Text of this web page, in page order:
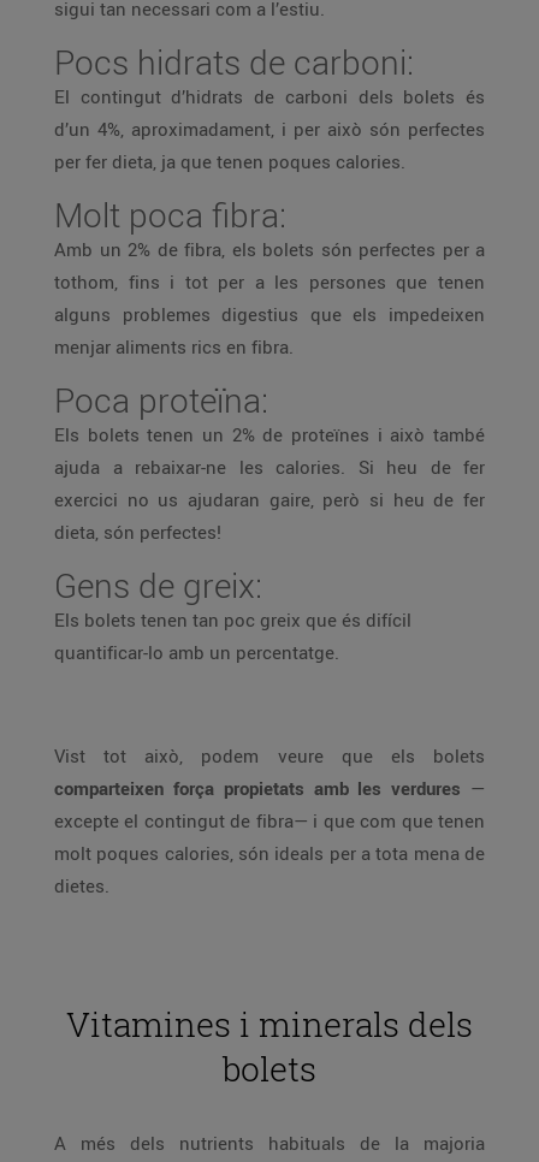
sigui tan necessari com a l’estiu.
Pocs hidrats de carboni:
El contingut d’hidrats de carboni dels bolets és
d’un 4%, aproximadament, i per això són perfectes
per fer dieta, ja que tenen poques calories.
Molt poca fibra:
Amb un 2% de fibra, els bolets són perfectes per a
tothom, fins i tot per a les persones que tenen
alguns problemes digestius que els impedeixen
menjar aliments rics en fibra.
Poca proteïna:
Els bolets tenen un 2% de proteïnes i això també
ajuda a rebaixar-ne les calories. Si heu de fer
exercici no us ajudaran gaire, però si heu de fer
dieta, són perfectes!
Gens de greix:
Els bolets tenen tan poc greix que és difícil
quantificar-lo amb un percentatge.
Vist tot això, podem veure que els bolets
comparteixen força propietats amb les verdures —
excepte el contingut de fibra— i que com que tenen
molt poques calories, són ideals per a tota mena de
dietes.
Vitamines i minerals dels
bolets
A més dels nutrients habituals de la majoria